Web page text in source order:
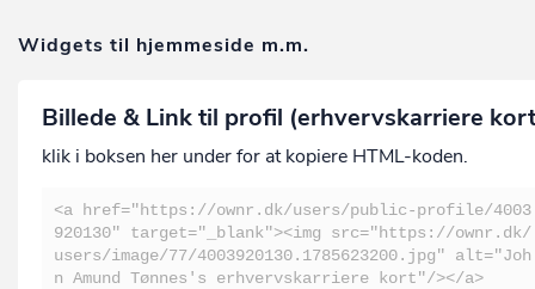
Widgets til hjemmeside m.m.
Billede & Link til profil (erhvervskarriere
klik i boksen her under for at kopiere HTML-koden.
<a href="https://ownr.dk/users/public-profile/4003
920130" target="_blank"><img src="https://ownr.dk/
users/image/77/4003920130.1785623200.jpg" alt="Joh
n Amund Tønnes's erhvervskarriere kort"/></a>